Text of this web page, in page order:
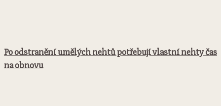
Po odstranění umělých nehtů potřebují vlastní nehty čas
na obnovu